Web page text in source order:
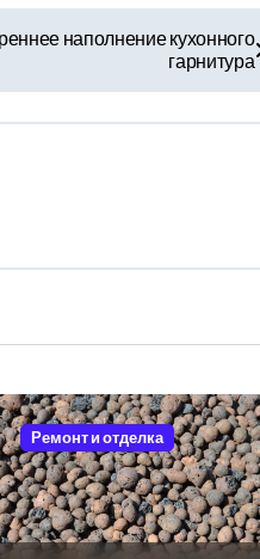
наполнение кухонного
гарнитура
Ремонт и отделка